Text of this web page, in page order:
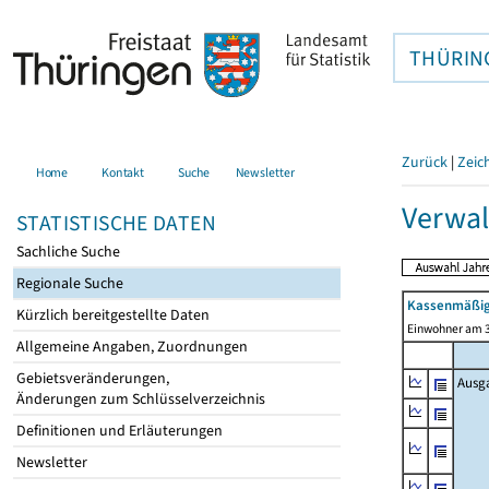
Home Kontakt Suche Newsletter
STATISTISCHE DATEN
Sachliche Suche
Regionale Suche
Kürzlich bereitgestellte Daten
Allgemeine Angaben, Zuordnungen
Gebietsveränderungen,
Änderungen zum Schlüsselverzeichnis
Definitionen und Erläuterungen
Newsletter
Zurück |
Einwohner am